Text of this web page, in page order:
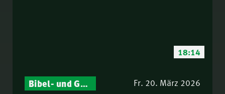
18:14
Bibel- und Gebetsstunde – Jeden Donnerstag neu: Vers-für-Vers-Auslegungen Fr. 20. März 2026